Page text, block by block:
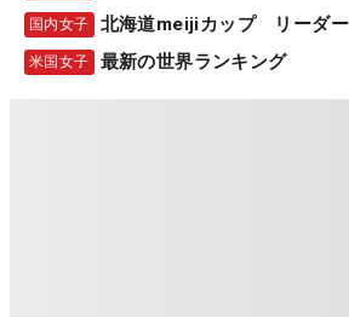
国内女子 北海道meijiカップ リーダー
米国女子 最新の世界ランキング